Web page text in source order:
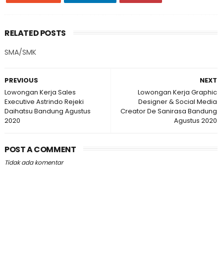
RELATED POSTS
SMA/SMK
NEXT
Lowongan Kerja Graphic
Designer & Social Media
Creator De Sanirasa Bandung
Agustus 2020
PREVIOUS
Lowongan Kerja Sales
Executive Astrindo Rejeki
Daihatsu Bandung Agustus
2020
POST A COMMENT
Tidak ada komentar